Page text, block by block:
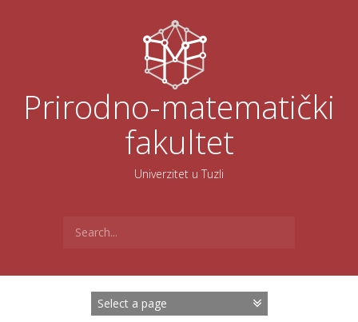
Prirodno-matematički
fakultet
Univerzitet u Tuzli
for: